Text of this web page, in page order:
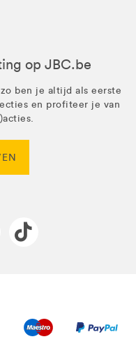
op JBC.be
ben je altijd als eerste
en profiteer je van